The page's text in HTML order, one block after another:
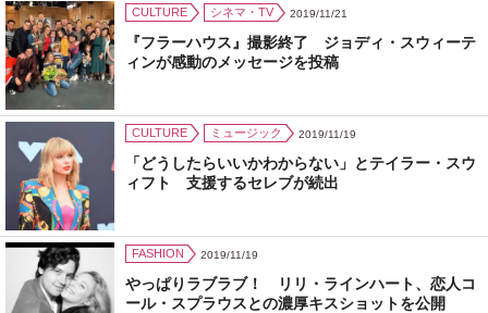
CULTURE シネマ・TV 2019/11/21
『フラーハウス』撮影終了 ジョディ・スウィーテ
ィンが感動のメッセージを投稿
CULTURE ミュージック 2019/11/19
「どうしたらいいかわからない」とテイラー・スウ
ィフト 支援するセレブが続出
FASHION 2019/11/19
やっぱりラブラブ！ リリ・ラインハート、恋人コ
ール・スプラウスとの濃厚キスショットを公開